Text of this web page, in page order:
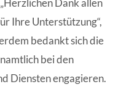
Dank allen
Ihre Unterstützung“,
bedankt sich die
bei den
Diensten engagieren.